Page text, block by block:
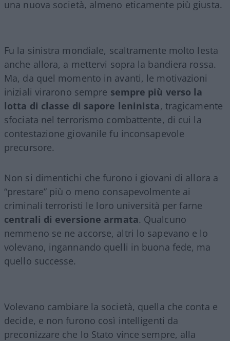
una nuova società, almeno eticamente più giusta.
Fu la sinistra mondiale, scaltramente molto lesta
anche allora, a mettervi sopra la bandiera rossa.
Ma, da quel momento in avanti, le motivazioni
iniziali virarono sempre sempre più verso la
lotta di classe di sapore leninista, tragicamente
sfociata nel terrorismo combattente, di cui la
contestazione giovanile fu inconsapevole
precursore.
Non si dimentichi che furono i giovani di allora a
“prestare” più o meno consapevolmente ai
criminali terroristi le loro università per farne
centrali di eversione armata. Qualcuno
nemmeno se ne accorse, altri lo sapevano e lo
volevano, ingannando quelli in buona fede, ma
quello successe.
Volevano cambiare la società, quella che conta e
decide, e non furono così intelligenti da
preconizzare che lo Stato vince sempre, alla